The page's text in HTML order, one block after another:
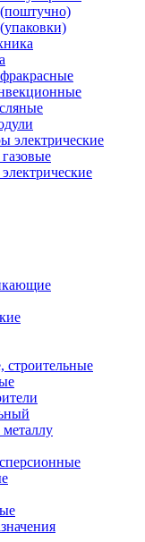
электрические
строительные